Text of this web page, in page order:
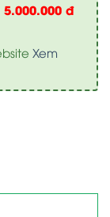
5.000.000 đ
Xem